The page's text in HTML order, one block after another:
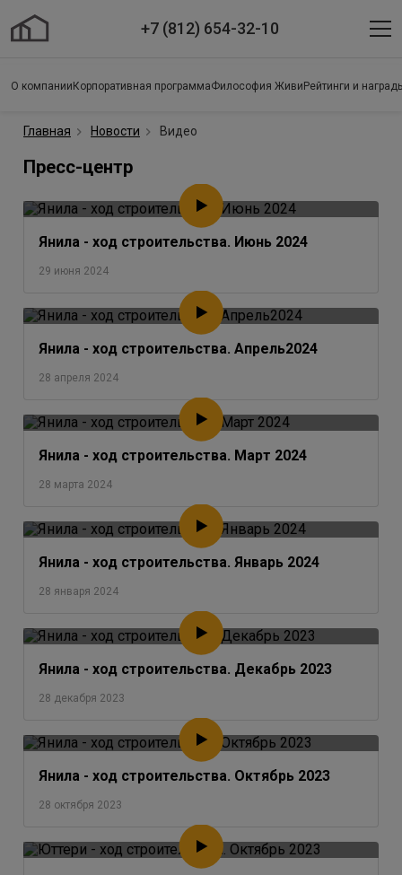
+7 (812) 654-32-10
О компании Корпоративная программаФилософия Живи Рейтинги и
Главная Новости Видео
Пресс-центр
Янила - ход строительства. Июнь 2024
29 июня 2024
Янила - ход строительства. Апрель2024
28 апреля 2024
Янила - ход строительства. Март 2024
28 марта 2024
Янила - ход строительства. Январь 2024
28 января 2024
Янила - ход строительства. Декабрь 2023
28 декабря 2023
Янила - ход строительства. Октябрь 2023
28 октября 2023